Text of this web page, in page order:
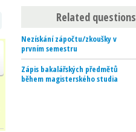
Related questions
Nezískání zápočtu/zkoušky v
prvním semestru
Zápis bakalářských předmětů
během magisterského studia